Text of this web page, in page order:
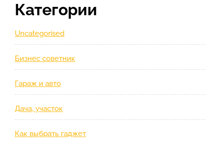
Категории
Uncategorised
Бизнес советник
Гараж и авто
Дача, участок
Как выбрать гаджет